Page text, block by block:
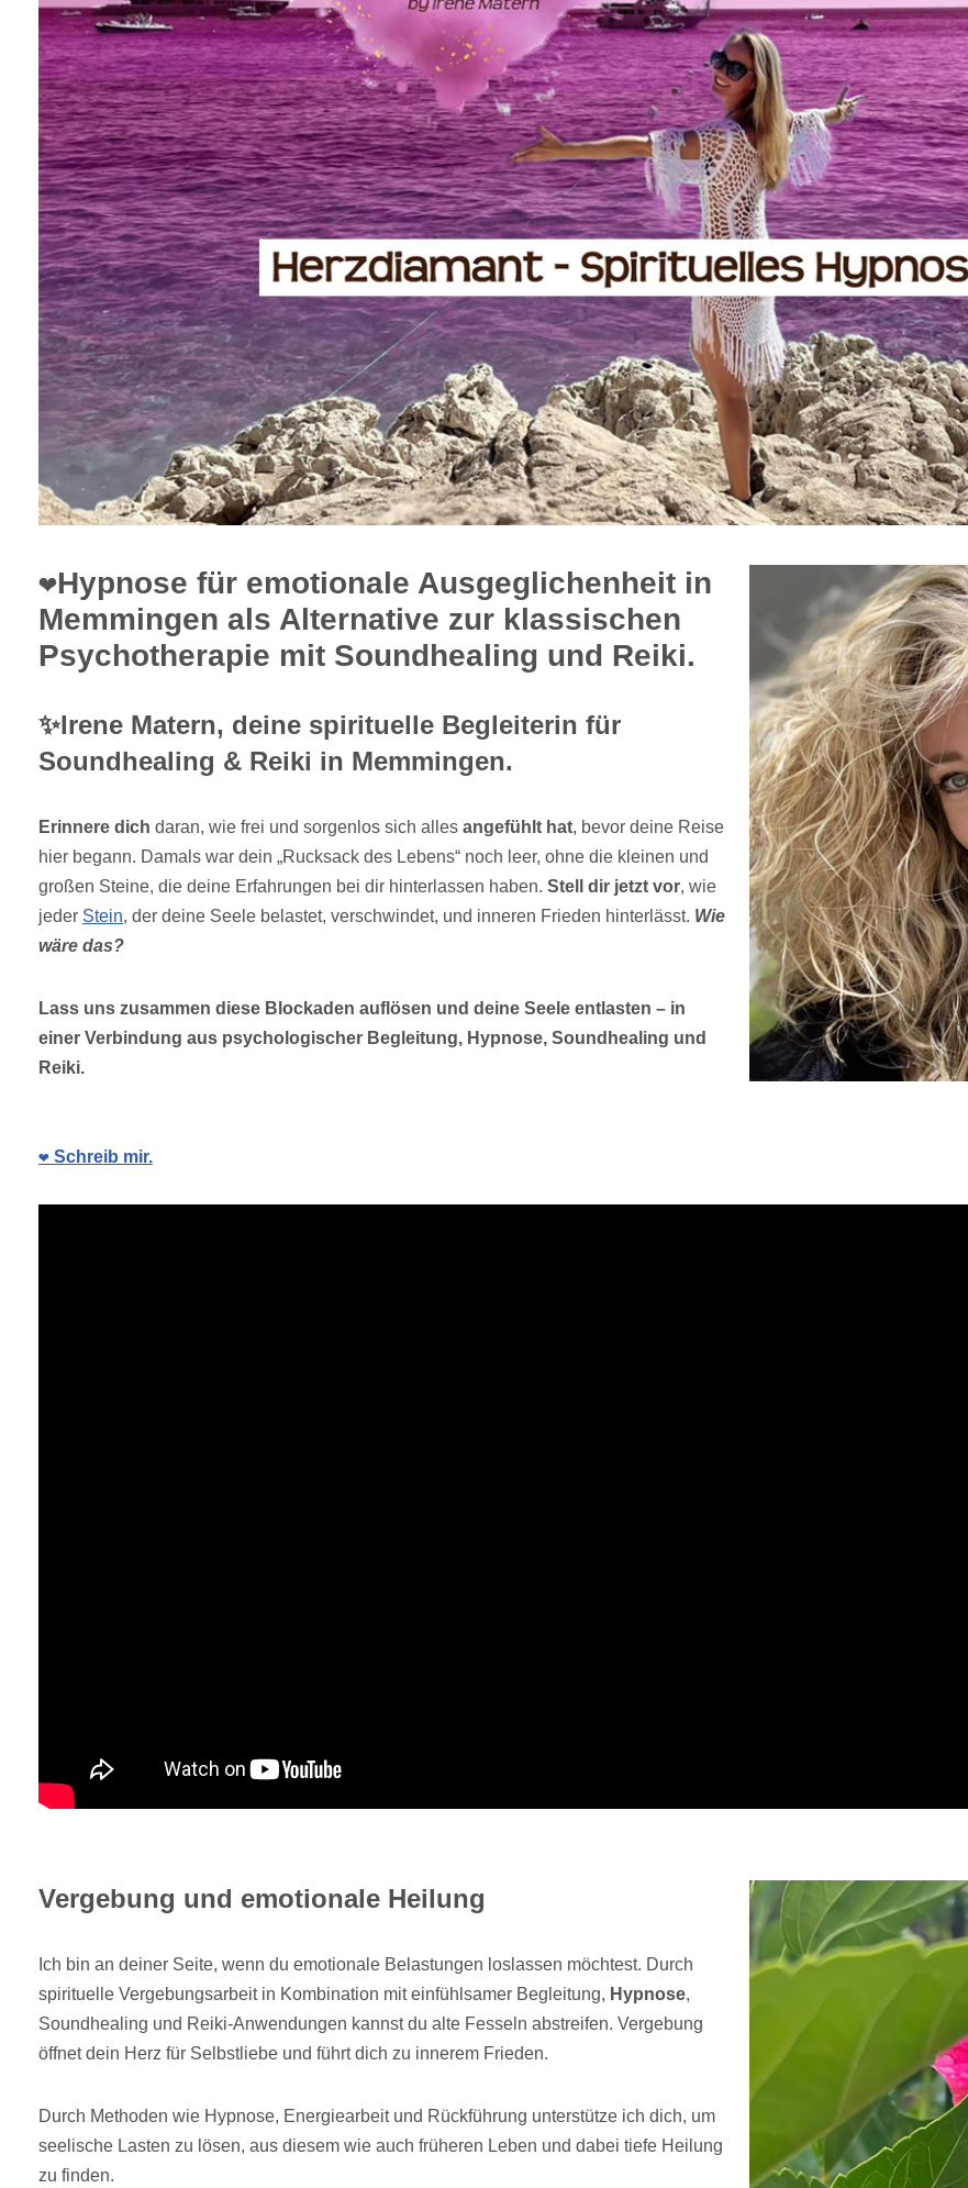
❤️Hypnose für emotionale Ausgeglichenheit in
Memmingen als Alternative zur klassischen
Psychotherapie mit Soundhealing und Reiki.
✨Irene Matern, deine spirituelle Begleiterin für
Soundhealing & Reiki in Memmingen.
Erinnere dich daran, wie frei und sorgenlos sich alles angefühlt hat, bevor deine Reise
hier begann. Damals war dein „Rucksack des Lebens“ noch leer, ohne die kleinen und
großen Steine, die deine Erfahrungen bei dir hinterlassen haben. Stell dir jetzt vor, wie
jeder Stein, der deine Seele belastet, verschwindet, und inneren Frieden hinterlässt. Wie
wäre das?
Lass uns zusammen diese Blockaden auflösen und deine Seele entlasten – in
einer Verbindung aus psychologischer Begleitung, Hypnose, Soundhealing und
Reiki.
❤️ Schreib mir.
Vergebung und emotionale Heilung
Ich bin an deiner Seite, wenn du emotionale Belastungen loslassen möchtest. Durch
spirituelle Vergebungsarbeit in Kombination mit einfühlsamer Begleitung, Hypnose,
Soundhealing und Reiki-Anwendungen kannst du alte Fesseln abstreifen. Vergebung
öffnet dein Herz für Selbstliebe und führt dich zu innerem Frieden.
Durch Methoden wie Hypnose, Energiearbeit und Rückführung unterstütze ich dich, um
seelische Lasten zu lösen, aus diesem wie auch früheren Leben und dabei tiefe Heilung
zu finden.